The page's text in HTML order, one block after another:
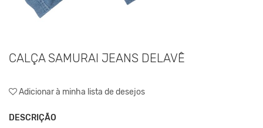
CALÇA SAMURAI JEANS DELAVÊ
Adicionar à minha lista de desejos
DESCRIÇÃO